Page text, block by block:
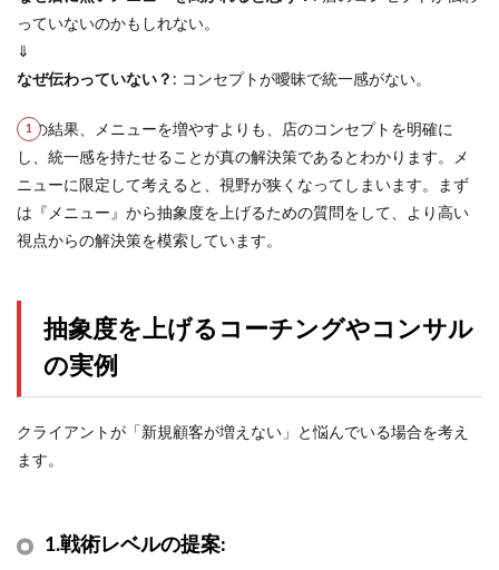
っていないのかもしれない。
⇓
なぜ伝わっていない？ : コンセプトが曖昧で統一感がない。
この結果、メニューを増やすよりも、店のコンセプトを明確に
し、統一感を持たせることが真の解決策であるとわかります。メ
ニューに限定して考えると、視野が狭くなってしまいます。まず
は『メニュー』から抽象度を上げるための質問をして、より高い
視点からの解決策を模索しています。
抽象度を上げるコーチングやコンサル
の実例
クライアントが「新規顧客が増えない」と悩んでいる場合を考え
ます。
1.戦術レベルの提案: